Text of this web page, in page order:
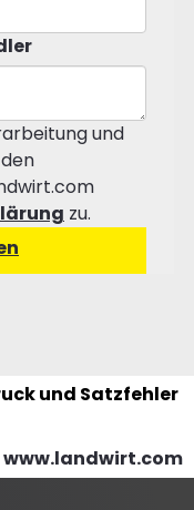
und
zu.
und Satzfehler
www.landwirt.com